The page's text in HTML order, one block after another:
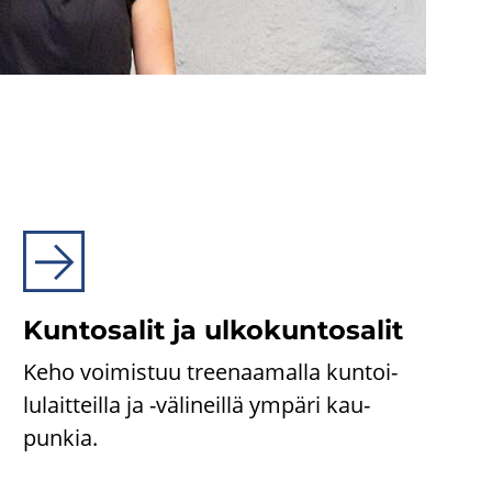
Kun­to­sa­lit ja ul­ko­kun­to­sa­lit
Keho voi­mis­tuu tree­naa­mal­la kun­toi­
lu­lait­teil­la ja -​välineillä ym­pä­ri kau­
pun­kia.